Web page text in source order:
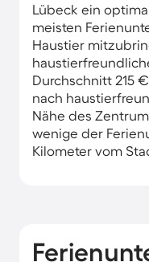
Lübeck ein
meisten
Haustier
Durchschnitt 215
nach
Nähe des
wenige der
Kilometer vom